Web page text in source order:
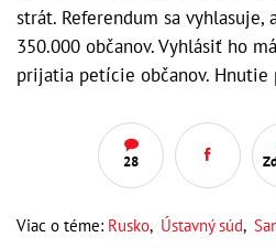
strát. Referendum sa vyhlasuje,
350.000 občanov. Vyhlásiť ho
prijatia petície občanov. Hnutie
28
Viac o téme: Rusko, Ústavný súd,